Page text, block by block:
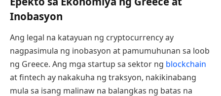
Inobasyon
Ang legal na katayuan ng cryptocurrency ay
nagpasimula ng inobasyon at pamumuhunan sa loob
ng Greece. Ang mga startup sa sektor ng blockchain
at fintech ay nakakuha ng traksyon, nakikinabang
mula sa isang malinaw na balangkas ng batas na